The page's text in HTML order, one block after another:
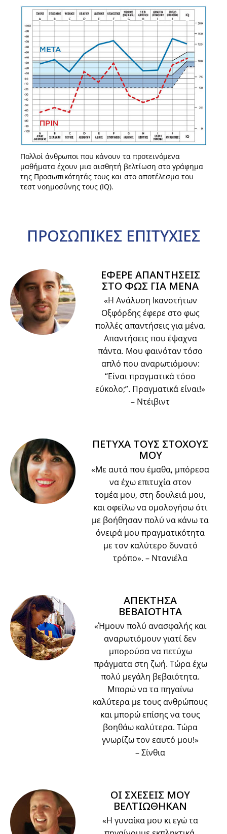
Πολλοί άνθρωποι που κάνουν τα προτεινόμενα
μαθήματα έχουν μια αισθητή βελτίωση στο γράφημα
της Προσωπικότητάς τους και στο αποτέλεσμα του
τεστ νοημοσύνης τους (IQ).
ΠΡΟΣΩΠΙΚΕΣ ΕΠΙΤΥΧΙΕΣ
ΕΦΕΡΕ ΑΠΑΝΤΗΣΕΙΣ
ΣΤΟ ΦΩΣ ΓΙΑ ΜΕΝΑ
«Η Ανάλυση Ικανοτήτων
Οξφόρδης έφερε στο φως
πολλές απαντήσεις για μένα.
Απαντήσεις που έψαχνα
πάντα. Μου φαινόταν τόσο
απλό που αναρωτιόμουν:
“Είναι πραγματικά τόσο
εύκολο;”. Πραγματικά είναι!»
– Ντέιβιντ
ΠΕΤΥΧΑ ΤΟΥΣ ΣΤΟΧΟΥΣ
ΜΟΥ
«Με αυτά που έμαθα, μπόρεσα
να έχω επιτυχία στον
τομέα μου, στη δουλειά μου,
και οφείλω να ομολογήσω ότι
με βοήθησαν πολύ να κάνω τα
όνειρά μου πραγματικότητα
με τον καλύτερο δυνατό
τρόπο». – Ντανιέλα
ΑΠΕΚΤΗΣΑ
ΒΕΒΑΙΟΤΗΤΑ
«Ήμουν πολύ ανασφαλής και
αναρωτιόμουν γιατί δεν
μπορούσα να πετύχω
πράγματα στη ζωή. Τώρα έχω
πολύ μεγάλη βεβαιότητα.
Μπορώ να τα πηγαίνω
καλύτερα με τους ανθρώπους
και μπορώ επίσης να τους
βοηθάω καλύτερα. Τώρα
γνωρίζω τον εαυτό μου!»
– Σίνθια
ΟΙ ΣΧΕΣΕΙΣ ΜΟΥ
ΒΕΛΤΙΩΘΗΚΑΝ
«Η γυναίκα μου κι εγώ τα